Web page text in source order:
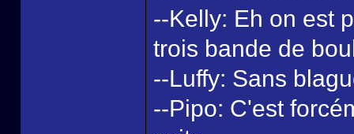
--Kelly: Eh on est
trois bande de
--Luffy: Sans
--Pipo: C'est